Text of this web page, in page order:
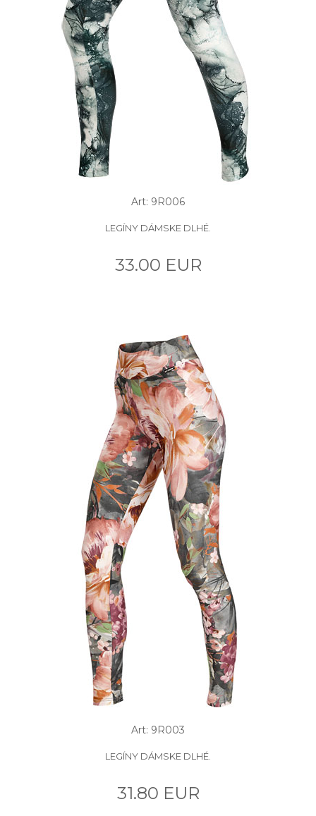
Art: 9R006
LEGÍNY DÁMSKE DLHÉ.
33.00 EUR
Art: 9R003
LEGÍNY DÁMSKE DLHÉ.
31.80 EUR